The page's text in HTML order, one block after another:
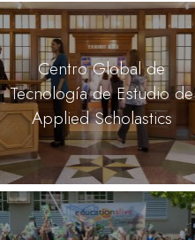
Centro Global de
Tecnología de Estudio de
Applied Scholastics